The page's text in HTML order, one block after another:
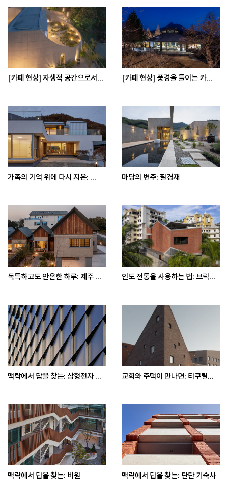
[카페 현상] 자생적 공간으로서... [카페 현상] 풍경을 들이는 카...
가족의 기억 위에 다시 지은: ... 마당의 변주: 필경재
독특하고도 안온한 하루: 제주 ... 인도 전통을 사용하는 법: 브릭...
맥락에서 답을 찾는: 삼형전자 ... 교회와 주택이 만나면: 티쿠릴...
맥락에서 답을 찾는: 비원 맥락에서 답을 찾는: 단단 기숙사